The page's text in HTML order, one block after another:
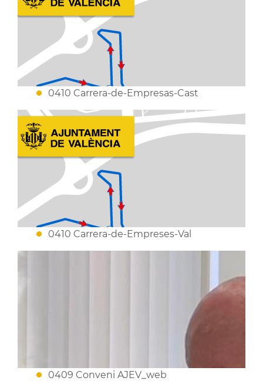
0410 Carrera-de-Empresas-Cast
0410 Carrera-de-Empreses-Val
0409 Conveni AJEV_web